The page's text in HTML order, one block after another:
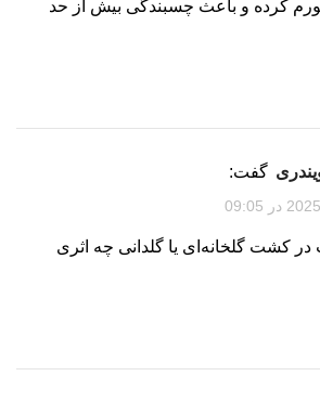
کرده و باعث چسبندگی بیش از حد
گفت:
09:05
در کشت گلخانه‌ای یا گلدانی چه اثری